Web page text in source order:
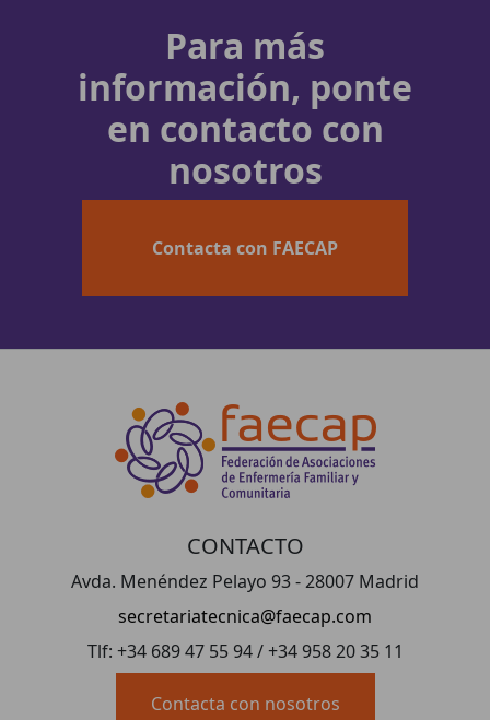
Para más
información, ponte
en contacto con
nosotros
Contacta con FAECAP
CONTACTO
Avda. Menéndez Pelayo 93 - 28007 Madrid
secretariatecnica@faecap.com
Tlf: +34 689 47 55 94 / +34 958 20 35 11
Contacta con nosotros